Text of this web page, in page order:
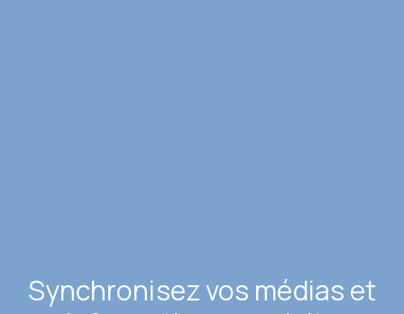
Synchronisez vos médias et